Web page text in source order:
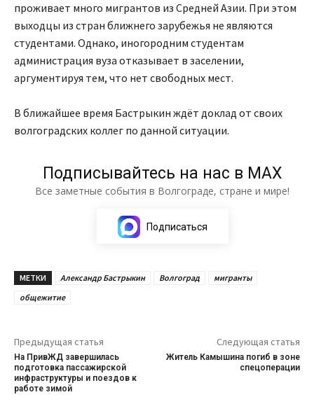
проживает много мигрантов из Средней Азии. При этом
выходцы из стран ближнего зарубежья не являются
студентами. Однако, иногородним студентам
администрация вуза отказывает в заселении,
аргументируя тем, что нет свободных мест.
В ближайшее время Бастрыкин ждёт доклад от своих
волгоградских коллег по данной ситуации.
Подписывайтесь на нас в МАХ
Все заметные события в Волгограде, стране и мире!
Подписаться
МЕТКИ Александр Бастрыкин Волгоград
мигранты
общежитие
Предыдущая статья
На ПривЖД завершилась
подготовка пассажирской
инфраструктуры и поездов к
работе зимой
Следующая статья
Житель Камышина погиб в зоне
спецоперации